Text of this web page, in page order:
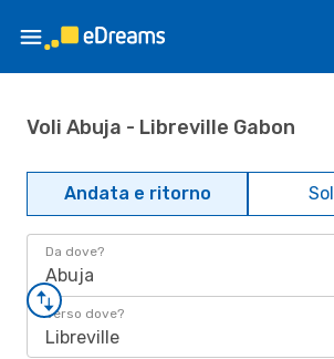
Voli Abuja - Libreville Gabon
Andata e ritorno
Da dove?
Abuja
Verso dove?
Libreville